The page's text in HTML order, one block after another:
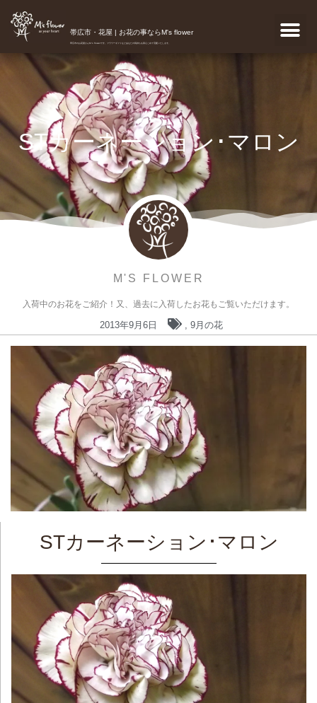
帯広市・花屋 | お花の事ならM's flower
帯広市のお花屋さんM's flowerです。フラワーギフトなどあなたの気持ちを真心こめて宅配いたします。
STカーネーション･マロン
M'S FLOWER
入荷中のお花をご紹介！又、過去に入荷したお花もご覧いただけます。
2013年9月6日 , 9月の花
STカーネーション･マロン